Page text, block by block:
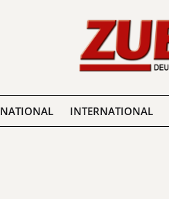
NATIONAL INTERNATIONAL